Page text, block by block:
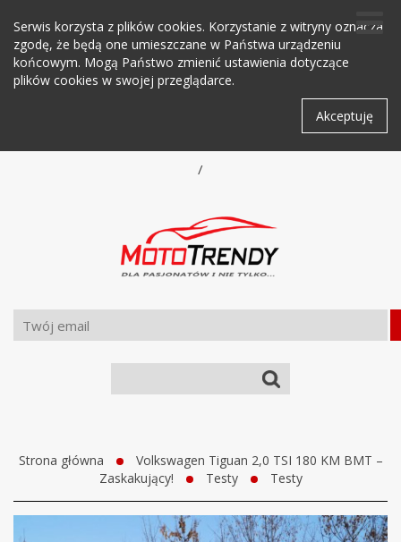
Serwis korzysta z plików cookies. Korzystanie z witryny oznacza
zgodę, że będą one umieszczane w Państwa urządzeniu
końcowym. Mogą Państwo zmienić ustawienia dotyczące
plików cookies w swojej przeglądarce.
Akceptuję
/
Strona główna
Volkswagen Tiguan 2,0 TSI 180 KM BMT –
Zaskakujący!
Testy Testy